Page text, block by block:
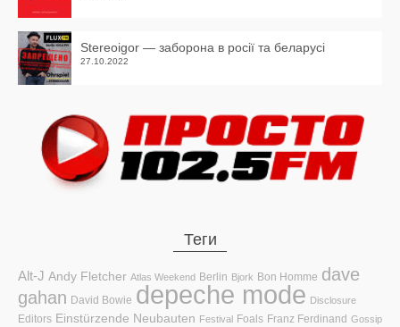
Stereoigor — заборона в росії та беларусі
27.10.2022
Теги
Alt-J Andy Fletcher Atlas Weekend Berlin Bjork Bon Homme dave
gahan David Bowie depeche mode Disclosure
Editors Einstürzende Neubauten Festival Foals Franz Ferdinand Gossip